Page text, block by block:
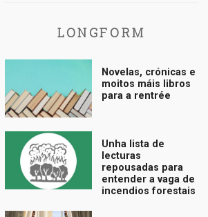
LONGFORM
Novelas, crónicas e
moitos máis libros
para a rentrée
Unha lista de
lecturas
repousadas para
entender a vaga de
incendios forestais